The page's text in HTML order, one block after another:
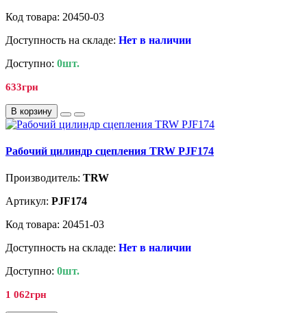
Код товара: 20450-03
Доступность на складе: Нет в наличии
Доступно: 0шт.
633грн
В корзину
Рабочий цилиндр сцепления TRW PJF174
Производитель: TRW
Артикул: PJF174
Код товара: 20451-03
Доступность на складе: Нет в наличии
Доступно: 0шт.
1 062грн